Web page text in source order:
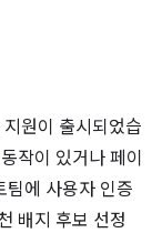
원이 출시되었습
작이 있거나 페이
에 사용자 인증
배지 후보 선정